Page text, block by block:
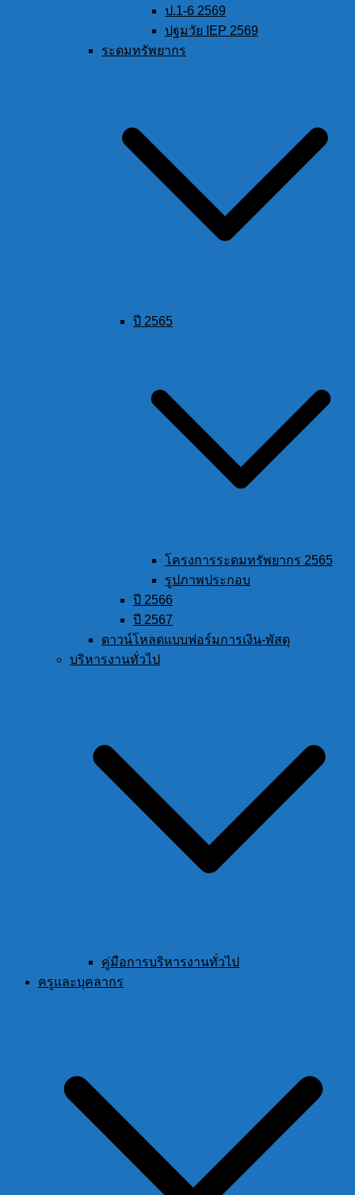
ป.1-6 2569
ปฐมวัย IEP 2569
ระดมทรัพยากร
ปี 2565
โครงการระดมทรัพยากร 2565
รูปภาพประกอบ
ปี 2566
ปี 2567
ดาวน์โหลดแบบฟอร์มการเงิน-พัสดุ
บริหารงานทั่วไป
คู่มือการบริหารงานทั่วไป
ครูและบุคลากร